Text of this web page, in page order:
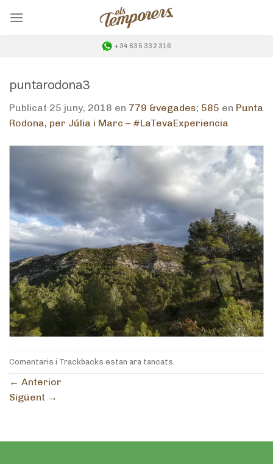
content
+34 635 332 316
puntarodona3
Publicat 25 juny, 2018 en 779 &vegades; 585 en Punta
Rodona, per Júlia i Marc – #LaTevaExperiencia
Comentaris i Trackbacks estan ara tancats.
← Anterior
Sigüent →